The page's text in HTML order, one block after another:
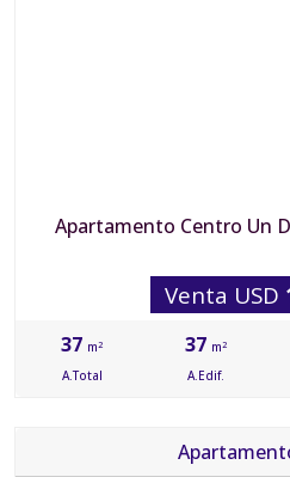
Apartamento Centro Un
Venta USD
37 m2
A.Total
37 m2
A.Edif.